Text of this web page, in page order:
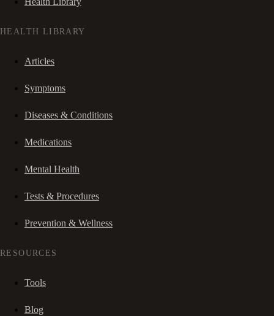
HEALTH LIBRARY
Articles
Symptoms
Diseases & Conditions
Medications
Mental Health
Tests & Procedures
Prevention & Wellness
RESOURCES
Tools
Blog